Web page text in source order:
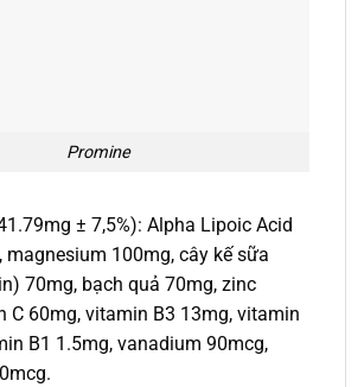
Promine
± 7,5%): Alpha Lipoic Acid
magnesium 100mg, cây kế sữa
70mg, bạch quả 70mg, zinc
C 60mg, vitamin B3 13mg, vitamin
B1 1.5mg, vanadium 90mcg,